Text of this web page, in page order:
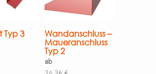
Typ 3
Wandanschluss –
Maueranschluss
Typ 2
ab